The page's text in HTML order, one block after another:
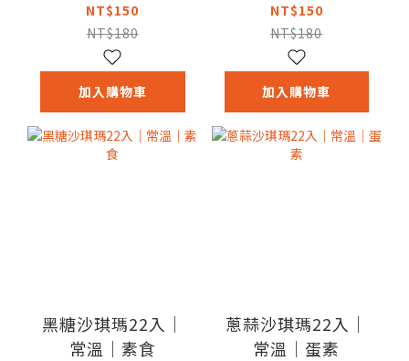
NT$150
NT$180
加入購物車
NT$150
NT$180
加入購物車
黑糖沙琪瑪22入｜
常溫｜素食
蔥蒜沙琪瑪22入｜
常溫｜蛋素